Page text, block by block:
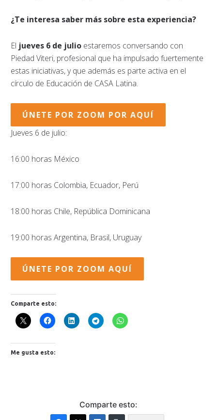
¿Te interesa saber más sobre esta experiencia?
El jueves 6 de julio estaremos conversando con
Piedad Viteri, profesional que ha impulsado fuertemente
estas iniciativas, y que además es parte activa en el
círculo de Educación de CASA Latina.
ÚNETE POR ZOOM POR AQUÍ
Jueves 6 de julio:
16:00 horas México
17:00 horas Colombia, Ecuador, Perú
18:00 horas Chile, República Dominicana
19:00 horas Argentina, Brasil, Uruguay
ÚNETE POR ZOOM AQUÍ
Comparte esto:
Me gusta esto:
Comparte esto: